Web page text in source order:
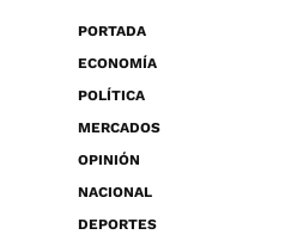
PORTADA
ECONOMÍA
POLÍTICA
MERCADOS
OPINIÓN
NACIONAL
DEPORTES